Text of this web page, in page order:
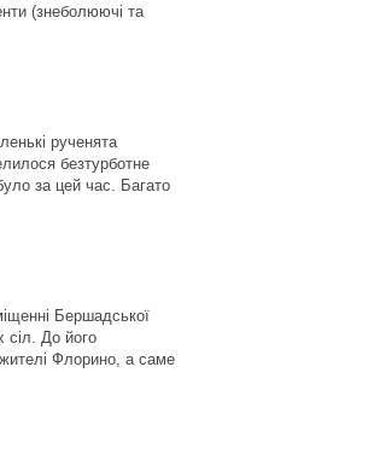
(знеболюючі та
рученята
безтурботне
за цей час. Багато
Бершадської
сіл. До його
Флорино, а саме